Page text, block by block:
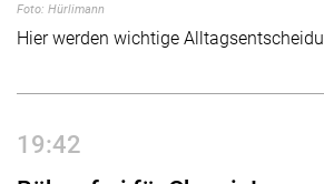
Foto: Hürlimann
Hier werden wichtige
19:42